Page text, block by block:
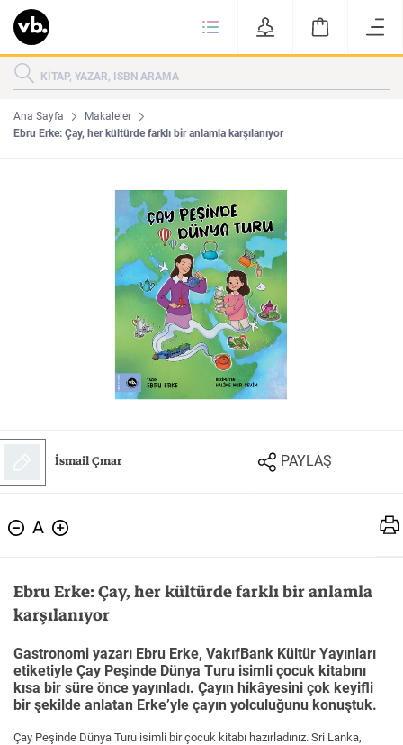
KATEGORİLER
İnsan ve Toplum
Klasik Bilim
KİTAPLAR
ÇOK SATANLAR
HAKKIMIZDA
GİZLİLİK POLİTİKASI
BİZE ULAŞIN
YAZAR BAŞVURUSU
Ana Sayfa
Makaleler
Ebru Erke: Çay, her kültürde farklı bir anlamla karşılanıyor
İsmail Çınar PAYLAŞ
A
Ebru Erke: Çay, her kültürde farklı bir anlamla
karşılanıyor
Gastronomi yazarı Ebru Erke, VakıfBank Kültür Yayınları
etiketiyle Çay Peşinde Dünya Turu isimli çocuk kitabını
kısa bir süre önce yayınladı. Çayın hikâyesini çok keyifli
bir şekilde anlatan Erke’yle çayın yolculuğunu konuştuk.
Çay Peşinde Dünya Turu isimli bir çocuk kitabı hazırladınız. Sri Lanka,